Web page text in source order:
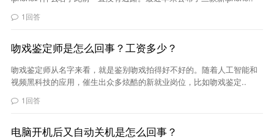
1回答
吻戏鉴定师是怎么回事？工资多少？
吻戏鉴定师从名字来看，就是鉴别吻戏拍得好不好的。随着人工智能和
视频黑科技的应用，催生出众多炫酷的新就业岗位，比如吻戏鉴定..
1回答
电脑开机后又自动关机是怎么回事？